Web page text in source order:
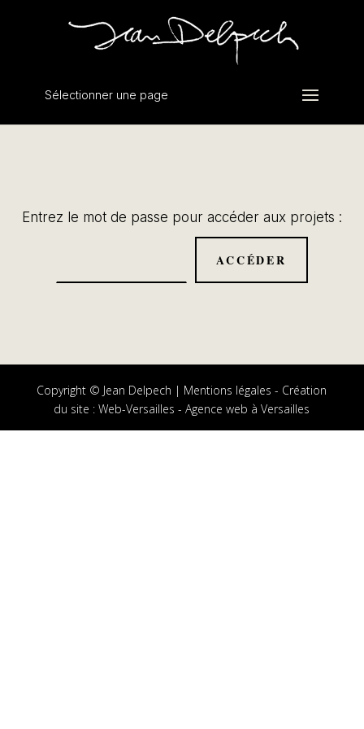
Sélectionner une page
Entrez le mot de passe pour accéder aux projets :
Copyright © Jean Delpech | Mentions légales - Création
du site :Web-Versailles - Agence web à Versailles